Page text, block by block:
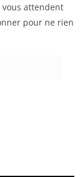
vous attendent
pour ne rien